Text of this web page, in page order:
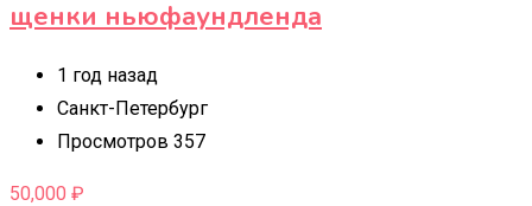
щенки ньюфаундленда
1 год назад
Санкт-Петербург
Просмотров 357
50,000 ₽